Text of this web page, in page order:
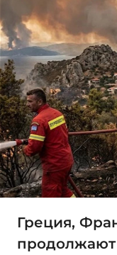
Греция,
продолжают